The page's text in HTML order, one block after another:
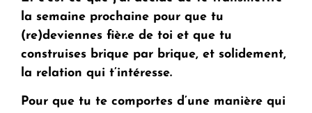
la semaine prochaine pour que tu
(re)deviennes fièr.e de toi et que tu
construises brique par brique, et solidement,
la relation qui t’intéresse.
Pour que tu te comportes d’une manière qui